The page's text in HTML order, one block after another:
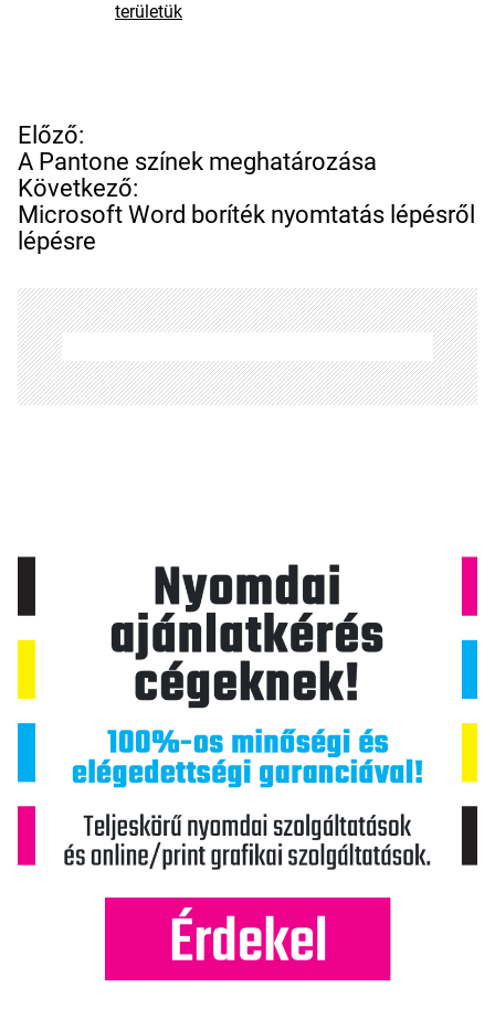
területük
B
e
j
e
g
y
z
é
s
n
a
i
Előző:
A Pantone színek meghatározása
Következő:
Microsoft Word boríték nyomtatás lépésről
lépésre